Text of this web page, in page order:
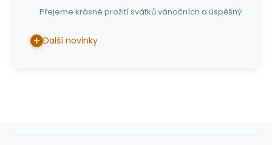
Přejeme krásné prožití svátků vánočních a úspěšný
Další novinky